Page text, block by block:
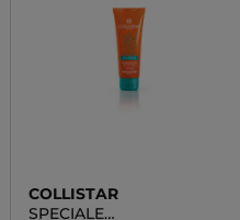
COLLISTAR
SPECIALE